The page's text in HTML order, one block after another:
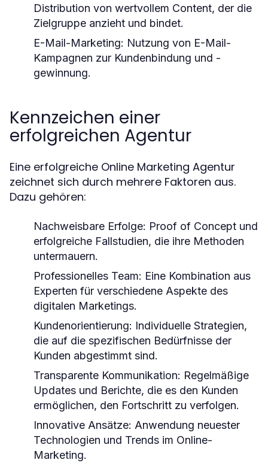
Distribution von wertvollem Content, der die
Zielgruppe anzieht und bindet.
E-Mail-Marketing: Nutzung von E-Mail-
Kampagnen zur Kundenbindung und -
gewinnung.
Kennzeichen einer
erfolgreichen Agentur
Eine erfolgreiche Online Marketing Agentur
zeichnet sich durch mehrere Faktoren aus.
Dazu gehören:
Nachweisbare Erfolge: Proof of Concept und
erfolgreiche Fallstudien, die ihre Methoden
untermauern.
Professionelles Team: Eine Kombination aus
Experten für verschiedene Aspekte des
digitalen Marketings.
Kundenorientierung: Individuelle Strategien,
die auf die spezifischen Bedürfnisse der
Kunden abgestimmt sind.
Transparente Kommunikation: Regelmäßige
Updates und Berichte, die es den Kunden
ermöglichen, den Fortschritt zu verfolgen.
Innovative Ansätze: Anwendung neuester
Technologien und Trends im Online-
Marketing.